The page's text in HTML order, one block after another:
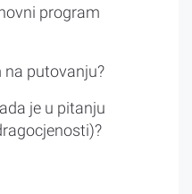
program
na putovanju?
je u pitanju